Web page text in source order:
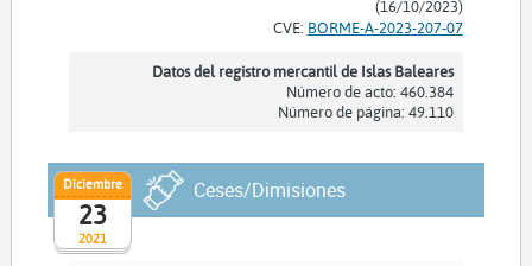
(16/10/2023)
CVE: BORME-A-2023-207-07
Datos del registro mercantil de Islas Baleares
Número de acto: 460.384
Número de página: 49.110
2021
Diciembre
23
Ceses/Dimisiones